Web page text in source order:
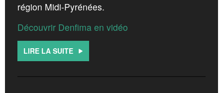
région Midi-Pyrénées.
Découvrir Denfima en vidéo
LIRE LA SUITE